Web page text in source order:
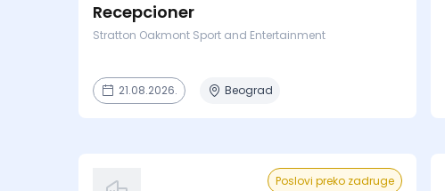
Recepcioner
Stratton Oakmont Sport and Entertainment
21.08.2026. Beograd
Poslovi preko zadruge